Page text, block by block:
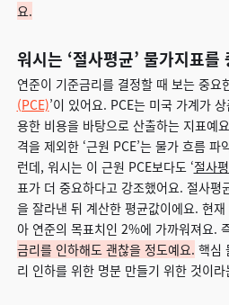
요.
워시는 ‘절사평균’ 물가지표를
연준이 기준금리를 결정할 때 보는 중요
(PCE)’이 있어요. PCE는 미국 가계가
용한 비용을 바탕으로 산출하는 지표예
격을 제외한 ‘근원 PCE’는 물가 흐름
런데, 워시는 이 근원 PCE보다도 ‘절사
표가 더 중요하다고 강조했어요. 절사평
을 잘라낸 뒤 계산한 평균값이에요. 현
아 연준의 목표치인 2%에 가까워져요.
금리를 인하해도 괜찮을 정도예요. 핵심
리 인하를 위한 명분 만들기 위한 것이